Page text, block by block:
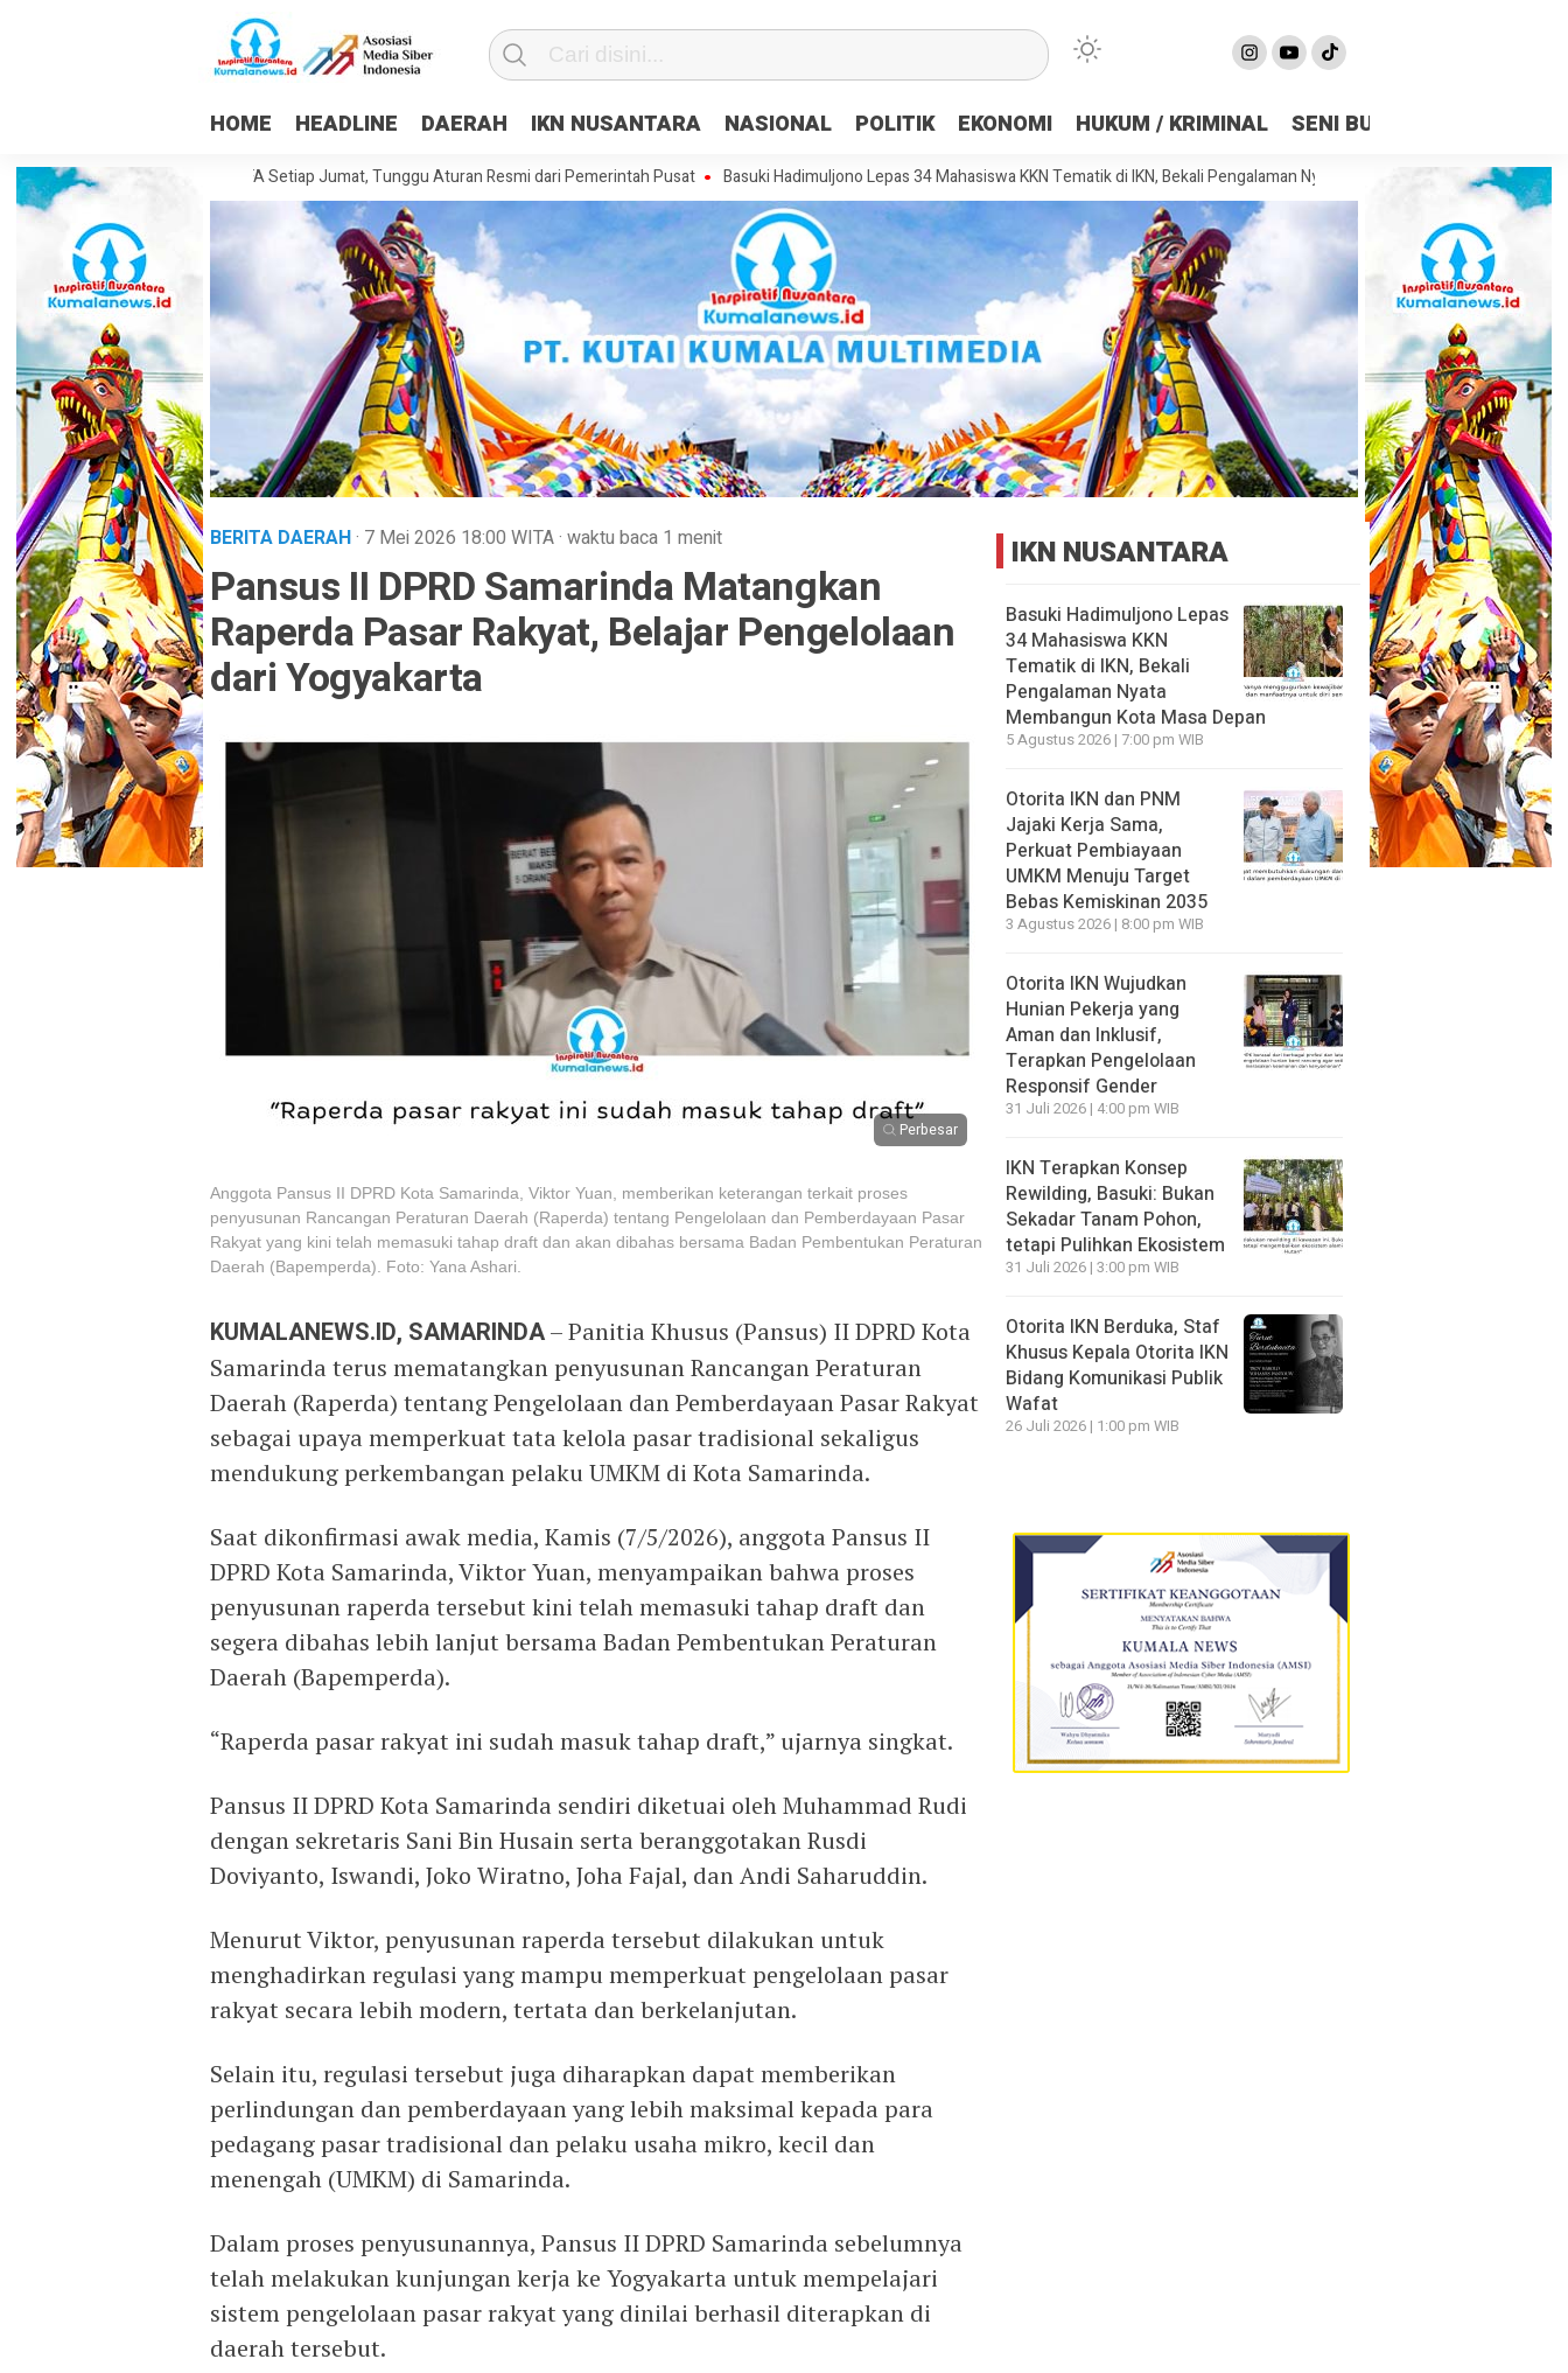
HOME HEADLINE DAERAH IKN NUSANTARA NASIONAL POLITIK EKONOMI HUKUM / KRIMINAL SENI BUDAYA
Pertahankan WFA Setiap Jumat, Tunggu Aturan Resmi dari Pemerintah Pusat Basuki Hadimuljono Lepas 34 Mahasiswa KKN Tematik di IKN, Bekali Pengalaman Nyata Membangun Kota Masa Depan
BERITA DAERAH· 7 Mei 2026 18:00 WITA· waktu baca 1 menit
Pansus II DPRD Samarinda Matangkan
Raperda Pasar Rakyat, Belajar Pengelolaan
dari Yogyakarta
Perbesar
Anggota Pansus II DPRD Kota Samarinda, Viktor Yuan, memberikan keterangan terkait proses
penyusunan Rancangan Peraturan Daerah (Raperda) tentang Pengelolaan dan Pemberdayaan Pasar
Rakyat yang kini telah memasuki tahap draft dan akan dibahas bersama Badan Pembentukan Peraturan
Daerah (Bapemperda). Foto: Yana Ashari.
KUMALANEWS.ID, SAMARINDA– Panitia Khusus (Pansus) II DPRD Kota
Samarinda terus mematangkan penyusunan Rancangan Peraturan
Daerah (Raperda) tentang Pengelolaan dan Pemberdayaan Pasar Rakyat
sebagai upaya memperkuat tata kelola pasar tradisional sekaligus
mendukung perkembangan pelaku UMKM di Kota Samarinda.
Saat dikonfirmasi awak media, Kamis (7/5/2026), anggota Pansus II
DPRD Kota Samarinda, Viktor Yuan, menyampaikan bahwa proses
penyusunan raperda tersebut kini telah memasuki tahap draft dan
segera dibahas lebih lanjut bersama Badan Pembentukan Peraturan
Daerah (Bapemperda).
“Raperda pasar rakyat ini sudah masuk tahap draft,” ujarnya singkat.
Pansus II DPRD Kota Samarinda sendiri diketuai oleh Muhammad Rudi
dengan sekretaris Sani Bin Husain serta beranggotakan Rusdi
Doviyanto, Iswandi, Joko Wiratno, Joha Fajal, dan Andi Saharuddin.
Menurut Viktor, penyusunan raperda tersebut dilakukan untuk
menghadirkan regulasi yang mampu memperkuat pengelolaan pasar
rakyat secara lebih modern, tertata dan berkelanjutan.
Selain itu, regulasi tersebut juga diharapkan dapat memberikan
perlindungan dan pemberdayaan yang lebih maksimal kepada para
pedagang pasar tradisional dan pelaku usaha mikro, kecil dan
menengah (UMKM) di Samarinda.
Dalam proses penyusunannya, Pansus II DPRD Samarinda sebelumnya
telah melakukan kunjungan kerja ke Yogyakarta untuk mempelajari
sistem pengelolaan pasar rakyat yang dinilai berhasil diterapkan di
daerah tersebut.
IKN NUSANTARA
Basuki Hadimuljono Lepas
34 Mahasiswa KKN
Tematik di IKN, Bekali
Pengalaman Nyata
Membangun Kota Masa Depan
5 Agustus 2026 | 7:00 pm WIB
Otorita IKN dan PNM
Jajaki Kerja Sama,
Perkuat Pembiayaan
UMKM Menuju Target
Bebas Kemiskinan 2035
3 Agustus 2026 | 8:00 pm WIB
Otorita IKN Wujudkan
Hunian Pekerja yang
Aman dan Inklusif,
Terapkan Pengelolaan
Responsif Gender
31 Juli 2026 | 4:00 pm WIB
IKN Terapkan Konsep
Rewilding, Basuki: Bukan
Sekadar Tanam Pohon,
tetapi Pulihkan Ekosistem
31 Juli 2026 | 3:00 pm WIB
Otorita IKN Berduka, Staf
Khusus Kepala Otorita IKN
Bidang Komunikasi Publik
Wafat
26 Juli 2026 | 1:00 pm WIB